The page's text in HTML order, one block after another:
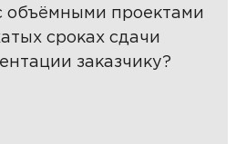
объёмными проектами
сроках сдачи
заказчику?